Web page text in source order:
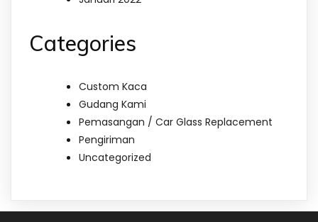
Categories
Custom Kaca
Gudang Kami
Pemasangan / Car Glass Replacement
Pengiriman
Uncategorized